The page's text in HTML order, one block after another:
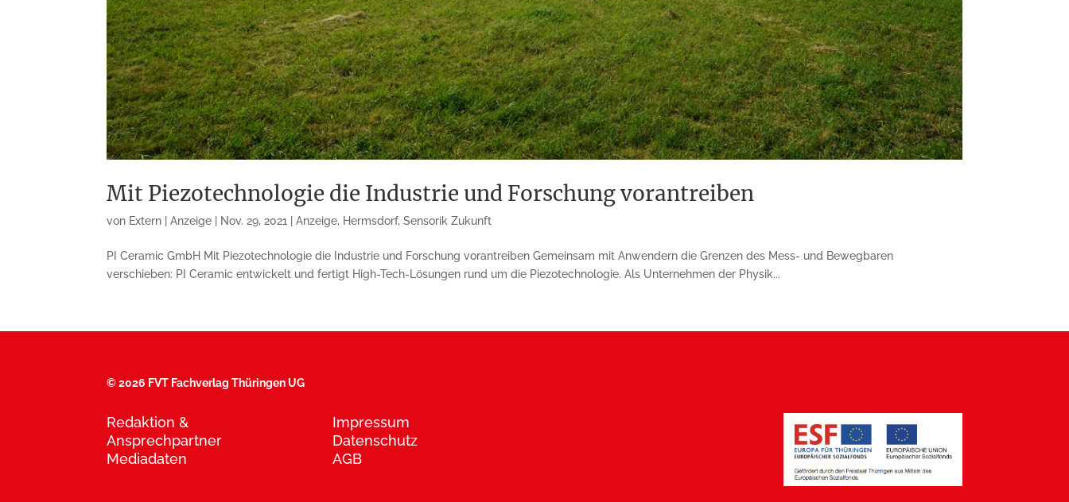
Mit Piezotechnologie die Industrie und Forschung vorantreiben
von Extern | Anzeige Nov. 29, 2021 |Anzeige, Hermsdorf,Sensorik Zukunft
PI Ceramic GmbH Mit Piezotechnologie die Industrie und Forschung vorantreiben Gemeinsam mit Anwendern die Grenzen des Mess- und Bewegbaren
verschieben: PI Ceramic entwickelt und fertigt High-Tech-Lösungen rund um die Piezotechnologie. Als Unternehmen der Physik...
©2026 FVT Fachverlag Thüringen UG
Redaktion &
Ansprechpartner
Mediadaten
Impressum
Datenschutz
AGB